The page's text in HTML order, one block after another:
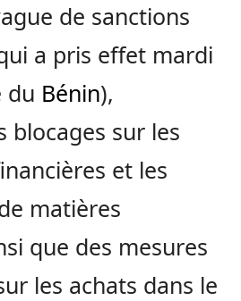
de sanctions
a pris effet mardi
du Bénin),
blocages sur les
et les
matières
que des mesures
les achats dans le